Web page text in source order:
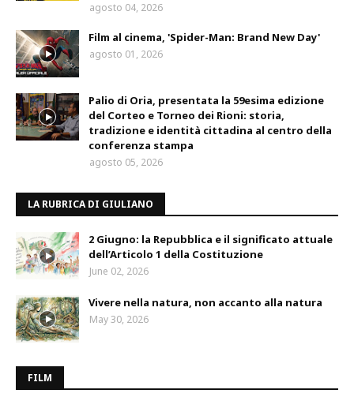
agosto 04, 2026
Film al cinema, 'Spider-Man: Brand New Day'
agosto 01, 2026
Palio di Oria, presentata la 59esima edizione
del Corteo e Torneo dei Rioni: storia,
tradizione e identità cittadina al centro della
conferenza stampa
agosto 05, 2026
LA RUBRICA DI GIULIANO
2 Giugno: la Repubblica e il significato attuale
dell’Articolo 1 della Costituzione
June 02, 2026
Vivere nella natura, non accanto alla natura
May 30, 2026
FILM